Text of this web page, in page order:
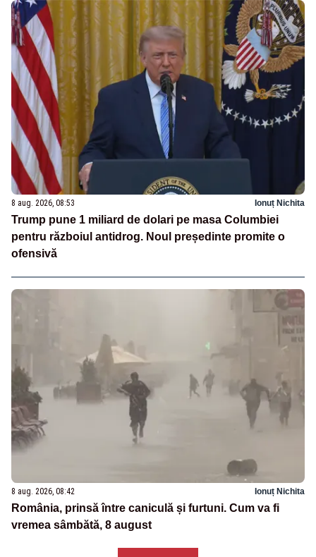
8 aug. 2026, 08:53 Ionuț Nichita
Trump pune 1 miliard de dolari pe masa Columbiei
pentru războiul antidrog. Noul președinte promite o
ofensivă
8 aug. 2026, 08:42 Ionuț Nichita
România, prinsă între caniculă și furtuni. Cum va fi
vremea sâmbătă, 8 august